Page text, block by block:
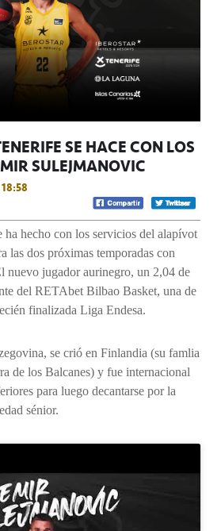
SE HACE CON LOS
SULEJMANOVIC
ha hecho con los servicios del alapívot
las dos próximas temporadas con
nuevo jugador aurinegro, un 2,04 de
del RETAbet Bilbao Basket, una de
finalizada Liga Endesa.
se crió en Finlandia (su famlia
de los Balcanes) y fue internacional
para luego decantarse por la
sénior.